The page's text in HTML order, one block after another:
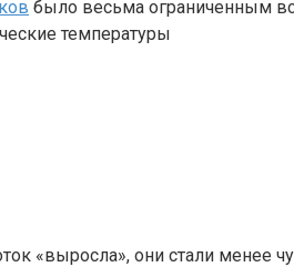
было весьма ограниченным
температуры
«выросла», они стали